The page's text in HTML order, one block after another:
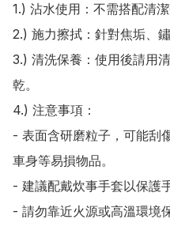
1.) 沾水使用：不需搭配清
2.) 施力擦拭：針對焦垢、
3.) 清洗保養：使用後請用
乾。
4.) 注意事項：
- 表面含研磨粒子，可能刮
車身等易損物品。
- 建議配戴炊事手套以保護手
- 請勿靠近火源或高溫環境保